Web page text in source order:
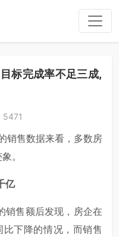
标完成率不足三成,
5471
销售数据来看，多数房
。
亿
销售额后发现，房企在
下降的情况，而销售